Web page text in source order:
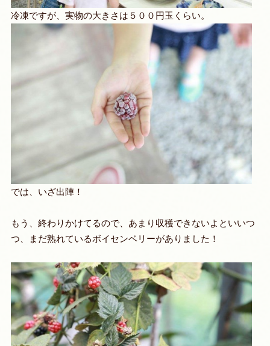
冷凍ですが、実物の大きさは５００円玉くらい。
では、いざ出陣！
もう、終わりかけてるので、あまり収穫できないよといいつ
つ、まだ熟れているボイセンベリーがありました！